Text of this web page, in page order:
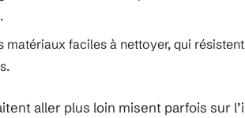
matériaux faciles à nettoyer, qui
aller plus loin misent parfois sur